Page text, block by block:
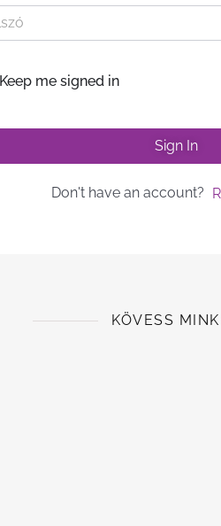
Keep me signed in
Sign In
Don't have an account?
KÖVESS